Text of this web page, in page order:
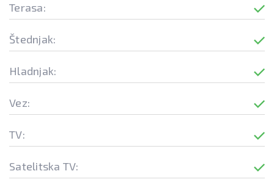
Terasa:
Štednjak:
Hladnjak:
Vez:
TV:
Satelitska TV: